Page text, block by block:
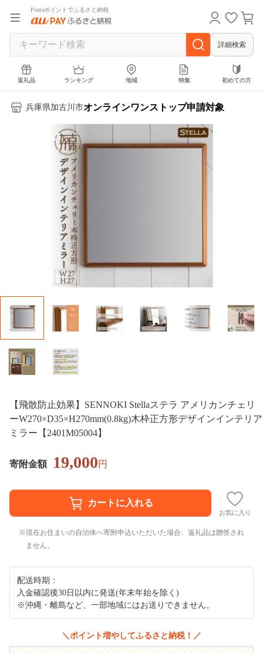
Pontaポイントでふるさと納税
詳細検索
返礼品 ランキング 地域 特集 初めての方
兵庫県加古川市オンラインワンストップ申請対象
【飛散防止効果】SENNOKI Stellaステラ アメリカンチェリ
ーW270×D35×H270mm(0.8kg)木枠正方形デザインインテリア
ミラー【2401M05004】
寄附金額 19,000円
お気に入り
現在お住まいの自治体へ寄附申込いただいた場合、返礼品は贈答され
ません。
配送時期：
入金確認後30日以内に発送(年末年始を除く)
※沖縄・離島など、一部地域にはお送りできません。
＼ポイント増やしてふるさと納税！／